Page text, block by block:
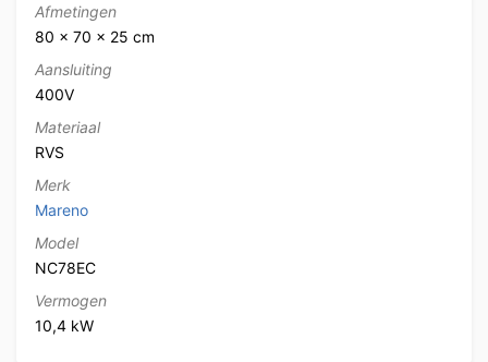
Afmetingen
80 × 70 × 25 cm
Aansluiting
400V
Materiaal
RVS
Merk
Mareno
Model
NC78EC
Vermogen
10,4 kW